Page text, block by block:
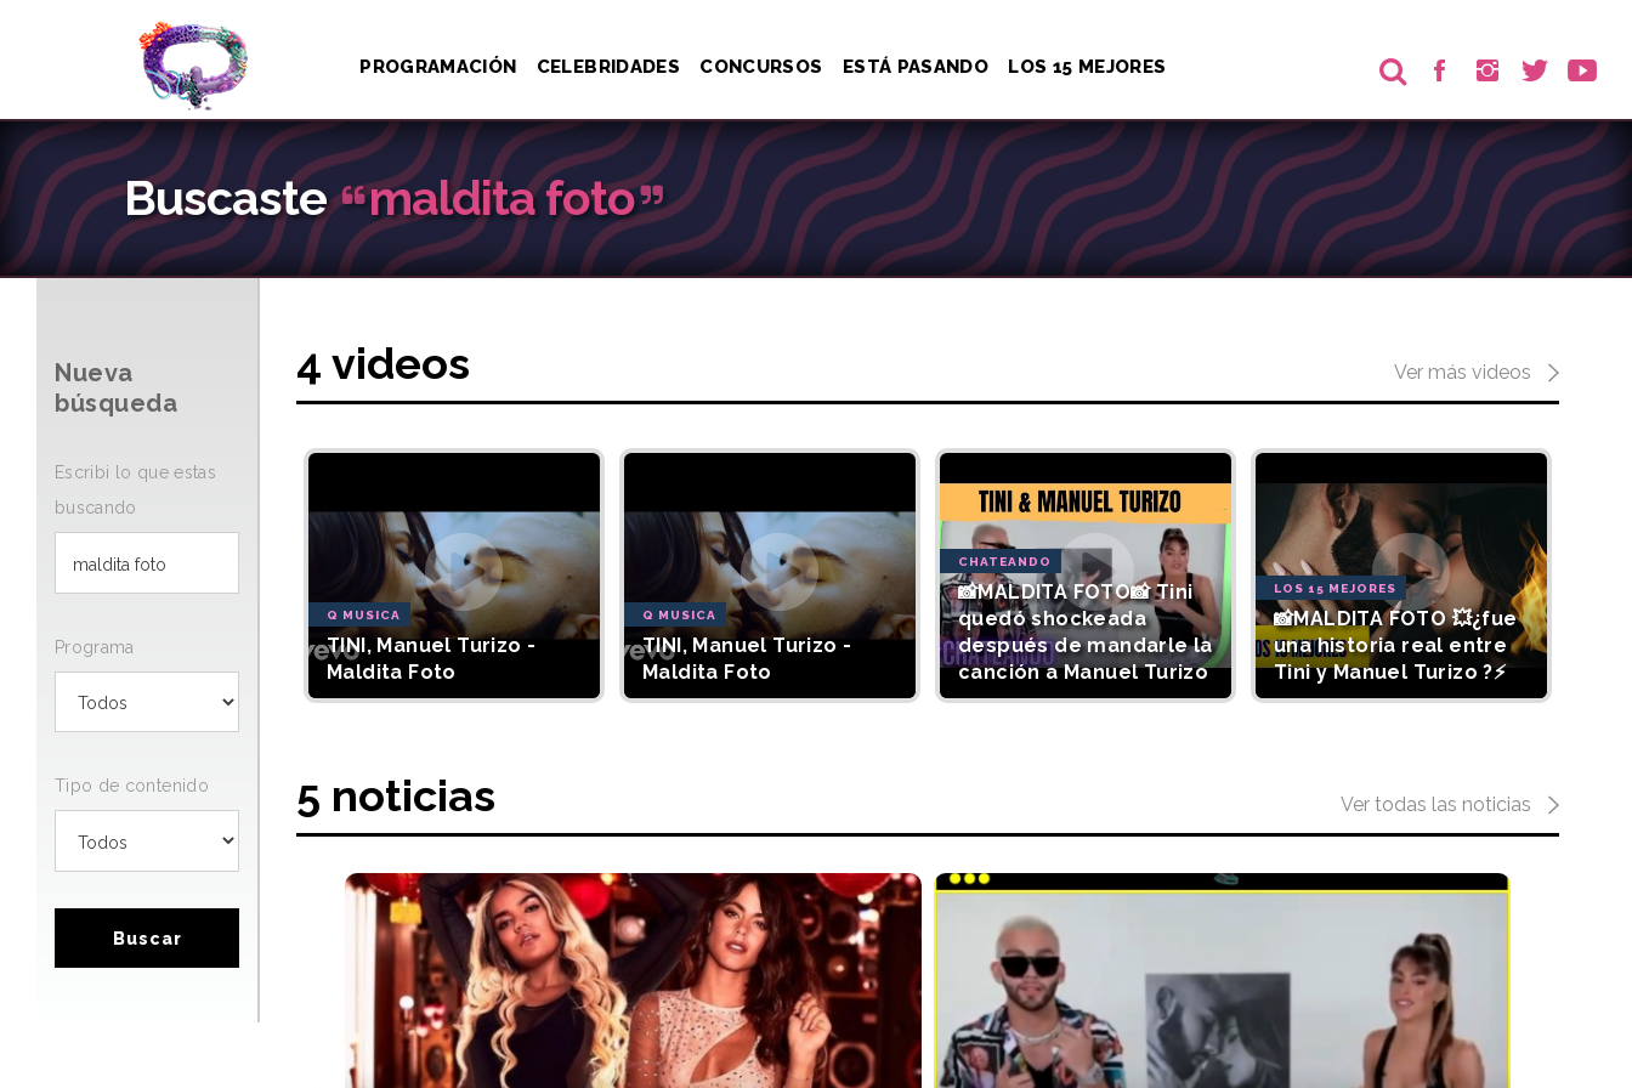
PROGRAMACIÓN CELEBRIDADES CONCURSOS ESTÁ PASANDO LOS 15 MEJORES
Buscaste maldita foto
4 videos Ver más videos
Q MUSICA
TINI, Manuel Turizo -
Maldita Foto
Q MUSICA
TINI, Manuel Turizo -
Maldita Foto
CHATEANDO
📸MALDITA FOTO📸 Tini
quedó shockeada
después de mandarle la
canción a Manuel Turizo
LOS 15 MEJORES
📸MALDITA FOTO 💥¿fue
una historia real entre
Tini y Manuel Turizo ?⚡
5 noticias Ver todas las noticias
Nueva
búsqueda
Escribi lo que estas
buscando
Programa
Tipo de contenido
Buscar